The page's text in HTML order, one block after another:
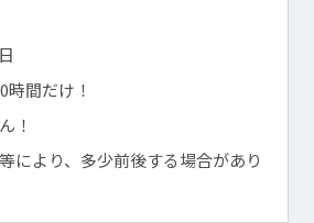
間だけ！
！
により、多少前後する場合があり